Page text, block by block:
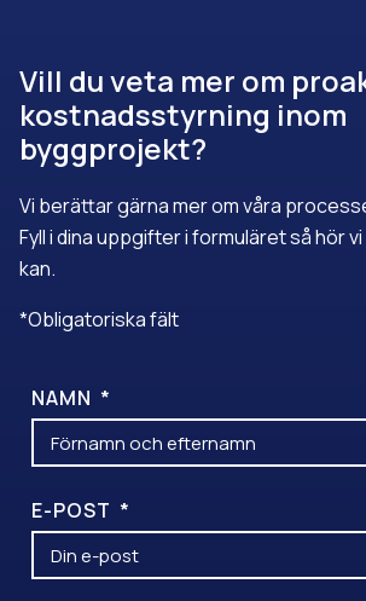
Vill du veta mer om
kostnadsstyrning inom
byggprojekt?
Vi berättar gärna mer om våra
Fyll i dina uppgifter i formuläret så hör
kan.
*Obligatoriska fält
NAMN
E-POST